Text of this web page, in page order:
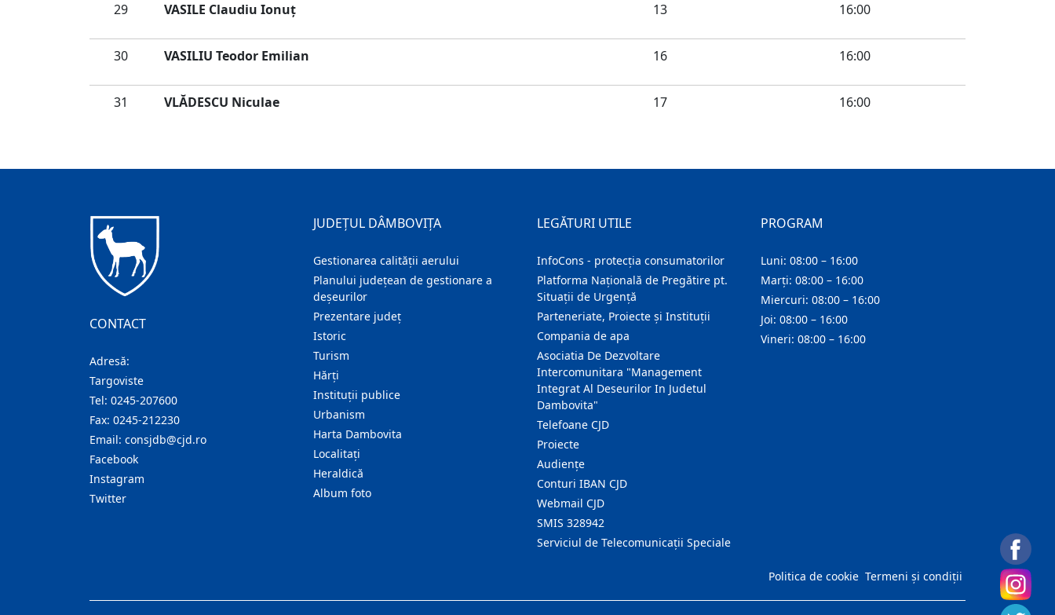
29 VASILE Claudiu Ionuț 13 16:00
30 VASILIU Teodor Emilian 16 16:00
31 VLĂDESCU Niculae 17 16:00
CONTACT
Adresă:
Targoviste
Tel: 0245-207600
Fax: 0245-212230
Email: consjdb@cjd.ro
Facebook
Instagram
Twitter
JUDEȚUL DÂMBOVIȚA
Gestionarea calității aerului
Planului județean de gestionare a
deșeurilor
Prezentare judeţ
Istoric
Turism
Hărţi
Instituţii publice
Urbanism
Harta Dambovita
Localitaţi
Heraldică
Album foto
LEGĂTURI UTILE
InfoCons - protecția consumatorilor
Platforma Națională de Pregătire pt.
Situații de Urgență
Parteneriate, Proiecte și Instituții
Compania de apa
Asociatia De Dezvoltare
Intercomunitara "Management
Integrat Al Deseurilor In Judetul
Dambovita"
Telefoane CJD
Proiecte
Audienţe
Conturi IBAN CJD
Webmail CJD
SMIS 328942
Serviciul de Telecomunicații Speciale
PROGRAM
Luni: 08:00 – 16:00
Marți: 08:00 – 16:00
Miercuri: 08:00 – 16:00
Joi: 08:00 – 16:00
Vineri: 08:00 – 16:00
Politica de cookie Termeni și condiții